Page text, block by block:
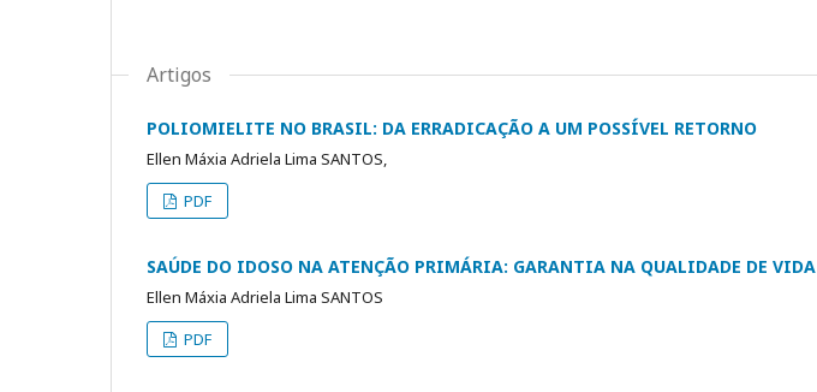
Artigos
POLIOMIELITE NO BRASIL: DA ERRADICAÇÃO A UM POSSÍVEL RETORNO
Ellen Máxia Adriela Lima SANTOS,
PDF
SAÚDE DO IDOSO NA ATENÇÃO PRIMÁRIA: GARANTIA NA QUALIDADE DE VIDA
Ellen Máxia Adriela Lima SANTOS
PDF